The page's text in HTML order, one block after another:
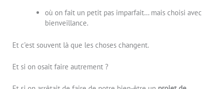
où on fait un petit pas imparfait… mais choisi avec
bienveillance.
Et c’est souvent là que les choses changent.
Et si on osait faire autrement ?